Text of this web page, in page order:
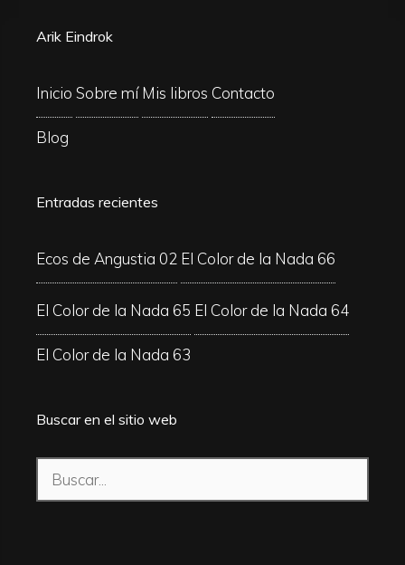
Arik Eindrok
Inicio Sobre mí Mis libros Contacto
Blog
Entradas recientes
Ecos de Angustia 02 El Color de la Nada 66
El Color de la Nada 65 El Color de la Nada 64
El Color de la Nada 63
Buscar en el sitio web
Buscar: